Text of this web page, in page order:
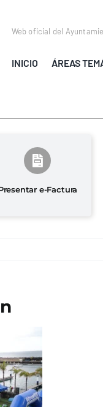
Web oficial del
INICIO ÁREAS
e-Factura